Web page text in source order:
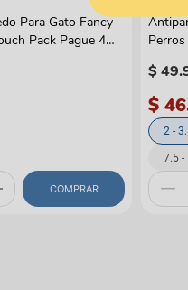
Para Gato Fancy
Pack Pague 4
COMPRAR
Perros
$49.
$
2 -
7.5 -